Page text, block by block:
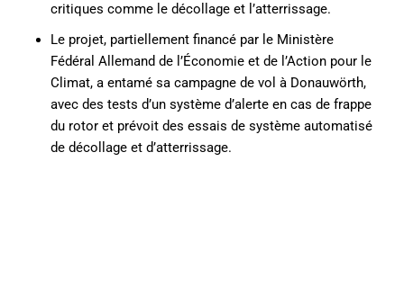
critiques comme le décollage et l’atterrissage.
Le projet, partiellement financé par le Ministère
Fédéral Allemand de l’Économie et de l’Action pour le
Climat, a entamé sa campagne de vol à Donauwörth,
avec des tests d’un système d’alerte en cas de frappe
du rotor et prévoit des essais de système automatisé
de décollage et d’atterrissage.